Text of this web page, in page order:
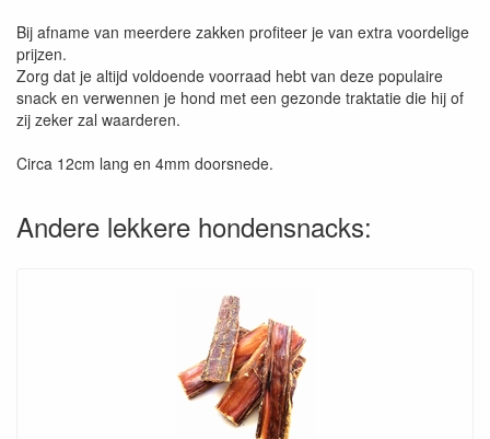
Bij afname van meerdere zakken profiteer je van extra voordelige
prijzen.
Zorg dat je altijd voldoende voorraad hebt van deze populaire
snack en verwennen je hond met een gezonde traktatie die hij of
zij zeker zal waarderen.
Circa 12cm lang en 4mm doorsnede.
Andere lekkere hondensnacks: